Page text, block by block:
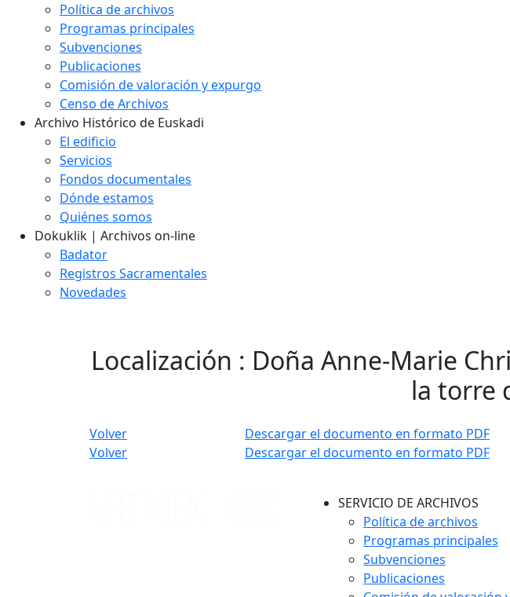
Política de archivos
Programas principales
Subvenciones
Publicaciones
Comisión de valoración y expurgo
Censo de Archivos
Archivo Histórico de Euskadi
El edificio
Servicios
Fondos documentales
Dónde estamos
Quiénes somos
Dokuklik | Archivos on-line
Badator
Registros Sacramentales
Novedades
Localización : Doña Anne-Marie
la torre
Volver
Descargar el documento en formato PDF
Volver
Descargar el documento en formato PDF
SERVICIO DE ARCHIVOS
Política de archivos
Programas principales
Subvenciones
Publicaciones